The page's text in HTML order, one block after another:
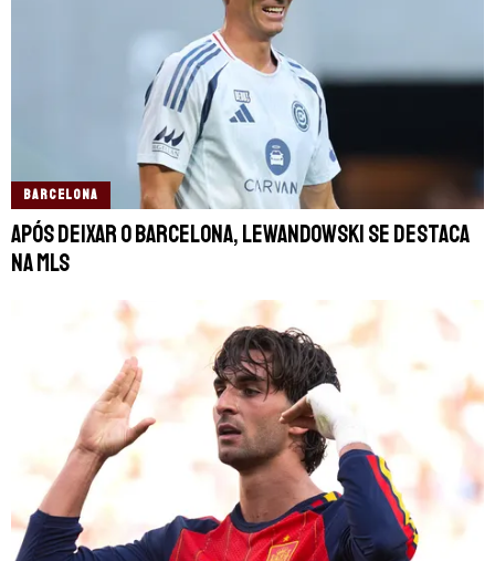
BARCELONA
Após deixar o Barcelona, Lewandowski se destaca
na MLS